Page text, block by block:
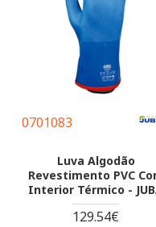
0701083
Luva Algodão
Revestimento PVC
Interior Térmico -
129.54€